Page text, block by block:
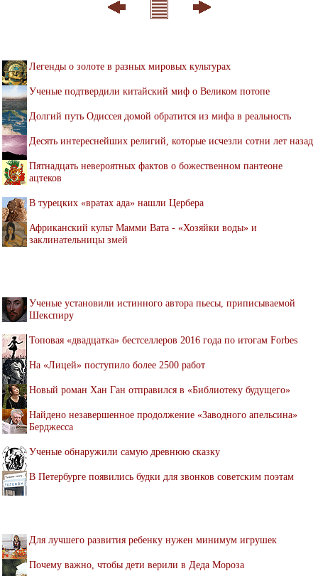
Легенды о золоте в разных мировых культурах
Ученые подтвердили китайский миф о Великом потопе
Долгий путь Одиссея домой обратится из мифа в реальность
Десять интереснейших религий, которые исчезли сотни лет назад
Пятнадцать невероятных фактов о божественном пантеоне
ацтеков
В турецких «вратах ада» нашли Цербера
Африканский культ Мамми Вата - «Хозяйки воды» и
заклинательницы змей
Ученые установили истинного автора пьесы, приписываемой
Шекспиру
Топовая «двадцатка» бестселлеров 2016 года по итогам Forbes
На «Лицей» поступило более 2500 работ
Новый роман Хан Ган отправился в «Библиотеку будущего»
Найдено незавершенное продолжение «Заводного апельсина»
Берджесса
Ученые обнаружили самую древнюю сказку
В Петербурге появились будки для звонков советским поэтам
Для лучшего развития ребенку нужен минимум игрушек
Почему важно, чтобы дети верили в Деда Мороза